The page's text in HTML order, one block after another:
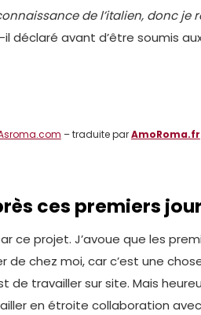
de l’italien, donc je
déclaré avant d’être soumis
– traduite parAmoRoma.fr
ces premiers
ce projet. J’avoue que les
chez moi, car c’est une
travailler sur site. Mais
en étroite collaboration